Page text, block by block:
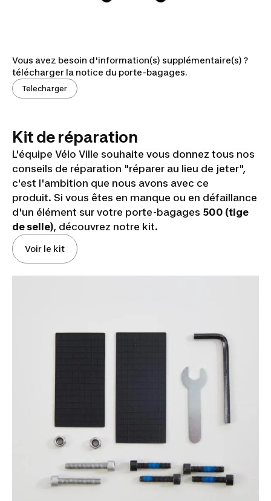
Vous avez besoin d'information(s) supplémentaire(s) ?
télécharger la notice du porte-bagages.
Telecharger
Kit de réparation
L'équipe Vélo Ville souhaite vous donnez tous nos
conseils de réparation "réparer au lieu de jeter",
c'est l'ambition que nous avons avec ce
produit. Si vous êtes en manque ou en défaillance
d'un élément sur votre porte-bagages 500 (tige
de selle), découvrez notre kit.
Voir le kit